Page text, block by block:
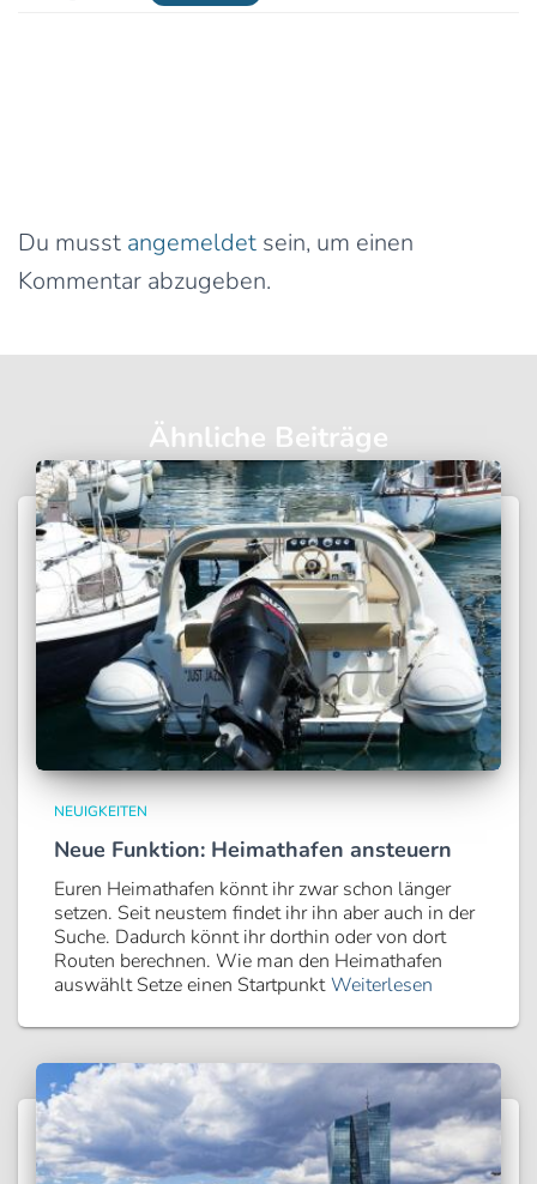
Du musst angemeldet sein, um einen
Kommentar abzugeben.
Ähnliche Beiträge
NEUIGKEITEN
Neue Funktion: Heimathafen ansteuern
Euren Heimathafen könnt ihr zwar schon länger
setzen. Seit neustem findet ihr ihn aber auch in der
Suche. Dadurch könnt ihr dorthin oder von dort
Routen berechnen. Wie man den Heimathafen
auswählt Setze einen Startpunkt Weiterlesen